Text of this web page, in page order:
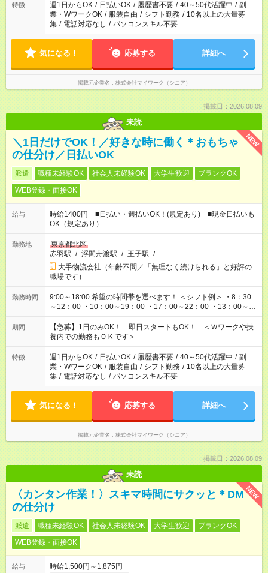
特徴 週1日からOK / 日払いOK / 履歴書不要 / 40～50代活躍中 / 副
業・WワークOK / 服装自由 / シフト勤務 / 10名以上の大量募
集 / 電話対応なし / パソコンスキル不要
気になる！ 応募する 詳細へ
掲載元企業名 株式会社マイワーク（シニア）
掲載日：2026.08.09
未読
NEW
＼1日だけでOK！／好きな時に働く＊おもちゃ
の仕分け／日払いOK
派遣 職種未経験OK 社会人未経験OK 大学生歓迎
ブランクOK
WEB登録・面接OK
給与
時給1400円 ■日払い・週払いOK！(規定あり) ■現金日払いも
OK（規定あり）
勤務地
東京都北区
赤羽駅 / 浮間舟渡駅 / 王子駅 / …
大手物流会社（年齢不問／「無理なく続けられる」と好評の
職場です）
勤務時間
9:00～18:00 希望の時間帯を選べます！ ＜シフト例＞ ・8：30
～12：00 ・10：00～19：00 ・17：00～22：00 ・13：00～
22：00 ・22：00～翌6：00 など
期間
【急募】1日のみOK！ 即日スタートもOK！ ＜Ｗワークや扶
養内での勤務もＯＫです＞
特徴 週1日からOK / 日払いOK / 履歴書不要 / 40～50代活躍中 / 副
業・WワークOK / 服装自由 / シフト勤務 / 10名以上の大量募
集 / 電話対応なし / パソコンスキル不要
気になる！ 応募する 詳細へ
掲載元企業名 株式会社マイワーク（シニア）
掲載日：2026.08.09
未読
NEW
〈カンタン作業！〉スキマ時間にサクッと＊DM
の仕分け
派遣 職種未経験OK 社会人未経験OK 大学生歓迎
ブランクOK
WEB登録・面接OK
給与
時給1,500円～1,875円